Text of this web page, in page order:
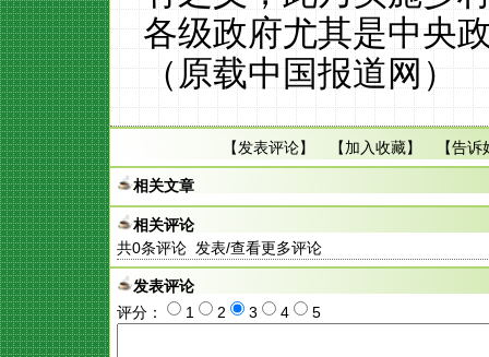
各级政府尤其是中央
（原载中国报道网）
【发表评论】 【加入收藏】 【告诉
相关文章
相关评论
共0条评论 发表/查看更多评论
发表评论
评分：
1 2 3 4 5